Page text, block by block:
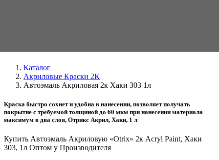
Каталог
Акриловые Краски 2К
Автоэмаль Акриловая 2к Хаки 303 1л
Краска быстро сохнет и удобна в нанесении, позволяет получать
покрытие с требуемой толщиной до 60 мкм при нанесении материала
максимум в два слоя, Отрикс Акрил, Хаки, 1 л
Купить Автоэмаль Акриловую «Otrix» 2к Acryl Paint, Хаки
303, 1л Оптом у Производителя